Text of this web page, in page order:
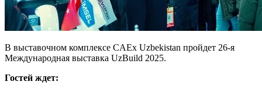
В выставочном комплексе CAEx Uzbekistan пройдет 26-я
Международная выставка UzBuild 2025.
Гостей ждет: